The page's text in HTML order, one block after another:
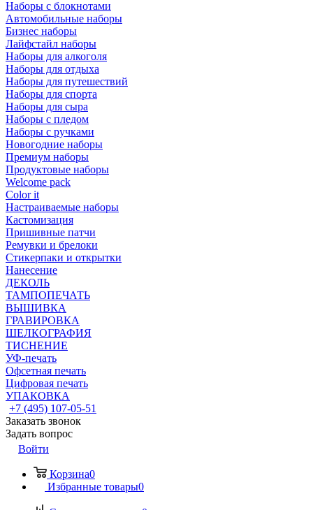
Наборы с блокнотами
Автомобильные наборы
Бизнес наборы
Лайфстайл наборы
Наборы для алкоголя
Наборы для отдыха
Наборы для путешествий
Наборы для спорта
Наборы для сыра
Наборы с пледом
Наборы с ручками
Новогодние наборы
Премиум наборы
Продуктовые наборы
Welcome pack
Color it
Настраиваемые наборы
Кастомизация
Пришивные патчи
Ремувки и брелоки
Стикерпаки и открытки
Нанесение
ДЕКОЛЬ
ТАМПОПЕЧАТЬ
ВЫШИВКА
ГРАВИРОВКА
ШЕЛКОГРАФИЯ
ТИСНЕНИЕ
УФ-печать
Офсетная печать
Цифровая печать
УПАКОВКА
+7 (495) 107-05-51
Заказать звонок
Задать вопрос
Войти
Корзина0
Избранные товары0